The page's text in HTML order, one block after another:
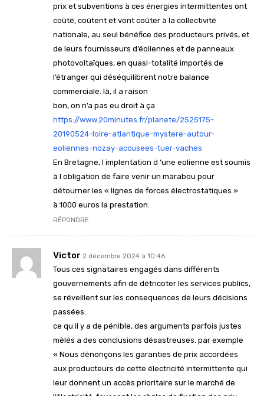
prix et subventions à ces énergies intermittentes ont
coûté, coûtent et vont coûter à la collectivité
nationale, au seul bénéfice des producteurs privés, et
de leurs fournisseurs d’éoliennes et de panneaux
photovoltaïques, en quasi-totalité importés de
l’étranger qui déséquilibrent notre balance
commerciale. là, il a raison
bon, on n’a pas eu droit à ça
https://www.20minutes.fr/planete/2525175-
20190524-loire-atlantique-mystere-autour-
eoliennes-nozay-accusees-tuer-vaches
En Bretagne, l implentation d ‘une eolienne est soumis
à l obligation de faire venir un marabou pour
détourner les « lignes de forces électrostatiques »
à 1000 euros la prestation.
RÉPONDRE
Victor 2 décembre 2024 à 10:46
Tous ces signataires engagés dans différents
gouvernements afin de détricoter les services publics,
se réveillent sur les consequences de leurs décisions
passées.
ce qu il y a de pénible, des arguments parfois justes
mêlés a des conclusions désastreuses. par exemple
« Nous dénonçons les garanties de prix accordées
aux producteurs de cette électricité intermittente qui
leur donnent un accès prioritaire sur le marché de